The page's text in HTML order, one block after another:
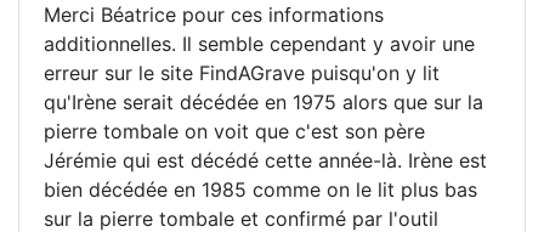
Merci Béatrice pour ces informations
additionnelles. Il semble cependant y avoir une
erreur sur le site FindAGrave puisqu'on y lit
qu'Irène serait décédée en 1975 alors que sur la
pierre tombale on voit que c'est son père
Jérémie qui est décédé cette année-là. Irène est
bien décédée en 1985 comme on le lit plus bas
sur la pierre tombale et confirmé par l'outil